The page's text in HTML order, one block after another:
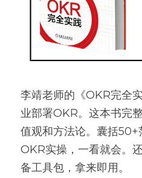
李靖老师的《OKR完全
业部署OKR。这本书完
值观和方法论。囊括
OKR实操，一看就会。
备工具包，拿来即用。